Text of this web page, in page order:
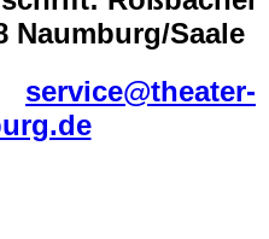
Naumburg/Saale
service@theater-